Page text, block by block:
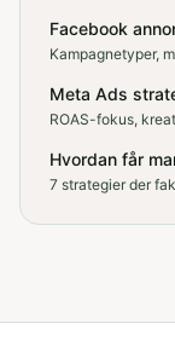
Facebook
Kampagnetyper,
Meta Ads
ROAS-fokus,
Hvordan får
7 strategier der